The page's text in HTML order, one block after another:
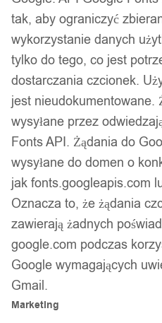
tak, aby ograniczyć
wykorzystanie danych
tylko do tego, co jest
dostarczania czcionek.
jest nieudokumentowane.
wysyłane przez
Fonts API. Żądania do
wysyłane do domen o
jak fonts.googleapis.com
Oznacza to, że żądania
zawierają żadnych
google.com podczas
Google wymagających
Gmail.
Marketing